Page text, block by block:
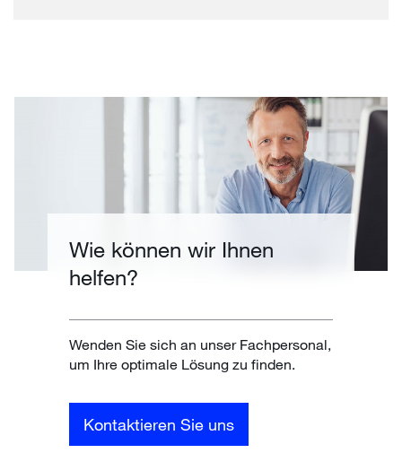
Wie können wir Ihnen
helfen?
Wenden Sie sich an unser Fachpersonal,
um Ihre optimale Lösung zu finden.
Kontaktieren Sie uns